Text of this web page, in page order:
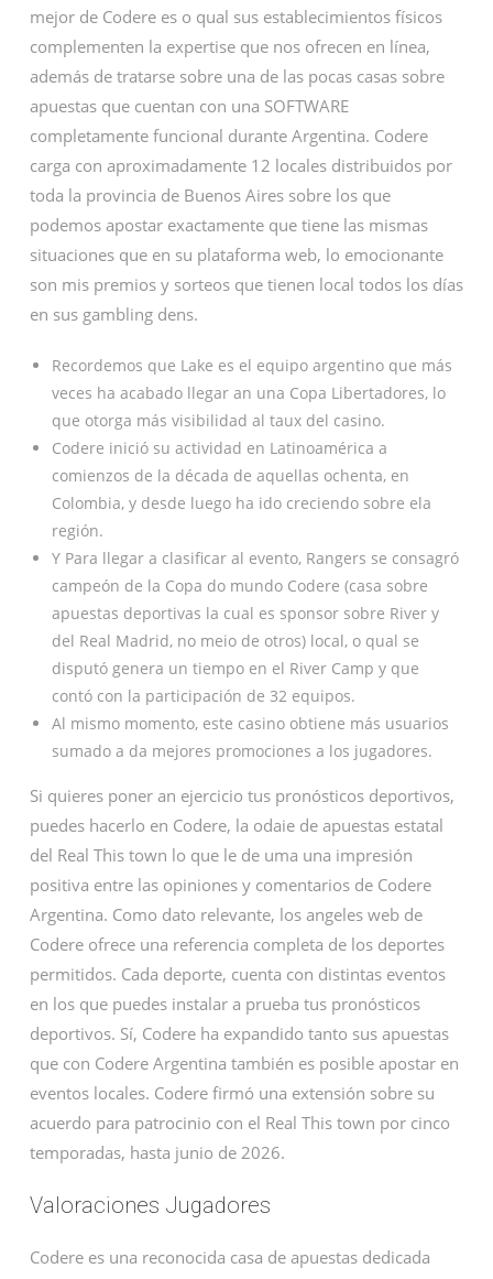
mejor de Codere es o qual sus establecimientos físicos
complementen la expertise que nos ofrecen en línea,
además de tratarse sobre una de las pocas casas sobre
apuestas que cuentan con una SOFTWARE
completamente funcional durante Argentina. Codere
carga con aproximadamente 12 locales distribuidos por
toda la provincia de Buenos Aires sobre los que
podemos apostar exactamente que tiene las mismas
situaciones que en su plataforma web, lo emocionante
son mis premios y sorteos que tienen local todos los días
en sus gambling dens.
Recordemos que Lake es el equipo argentino que más
veces ha acabado llegar an una Copa Libertadores, lo
que otorga más visibilidad al taux del casino.
Codere inició su actividad en Latinoamérica a
comienzos de la década de aquellas ochenta, en
Colombia, y desde luego ha ido creciendo sobre ela
región.
Y Para llegar a clasificar al evento, Rangers se consagró
campeón de la Copa do mundo Codere (casa sobre
apuestas deportivas la cual es sponsor sobre River y
del Real Madrid, no meio de otros) local, o qual se
disputó genera un tiempo en el River Camp y que
contó con la participación de 32 equipos.
Al mismo momento, este casino obtiene más usuarios
sumado a da mejores promociones a los jugadores.
Si quieres poner an ejercicio tus pronósticos deportivos,
puedes hacerlo en Codere, la odaie de apuestas estatal
del Real This town lo que le de uma una impresión
positiva entre las opiniones y comentarios de Codere
Argentina. Como dato relevante, los angeles web de
Codere ofrece una referencia completa de los deportes
permitidos. Cada deporte, cuenta con distintas eventos
en los que puedes instalar a prueba tus pronósticos
deportivos. Sí, Codere ha expandido tanto sus apuestas
que con Codere Argentina también es posible apostar en
eventos locales. Codere firmó una extensión sobre su
acuerdo para patrocinio con el Real This town por cinco
temporadas, hasta junio de 2026.
Valoraciones Jugadores
Codere es una reconocida casa de apuestas dedicada